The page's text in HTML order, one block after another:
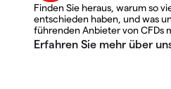
Finden Sie heraus, warum so
entschieden haben, und was
führenden Anbieter von CFDs